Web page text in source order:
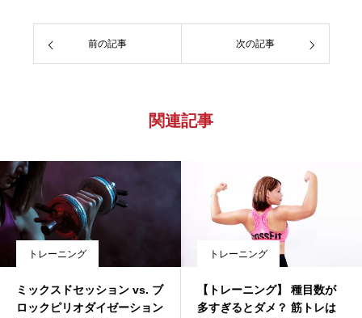
前の記事 次の記事
関連記事
トレーニング
ミックスドセッション vs. ブ
ロックピリオダイゼーション
トレーニング
【トレーニング】 種目数が
多すぎるとダメ？ 筋トレは